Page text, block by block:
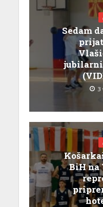
Sedam
jubilarni
3
BiH na